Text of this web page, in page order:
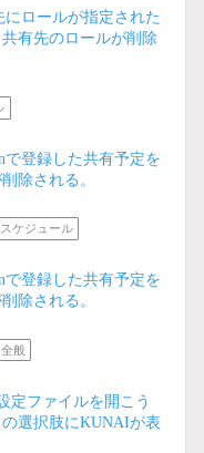
ロールが指定された
有先のロールが削除
登録した共有予定を
除される。
スケジュール
登録した共有予定を
除される。
全般
定ファイルを開こう
選択肢にKUNAIが表